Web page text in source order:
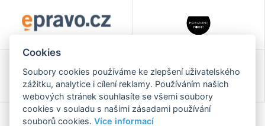
Cookies
Soubory cookies používáme ke zlepšení uživatelského
zážitku, analytice i cílení reklamy. Používáním našich
webových stránek souhlasíte se všemi soubory
cookies v souladu s našimi zásadami používání
souborů cookies.Více informací